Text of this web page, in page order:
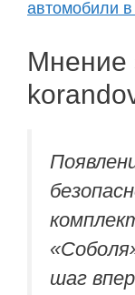
автомобили в
Мнение
шаг